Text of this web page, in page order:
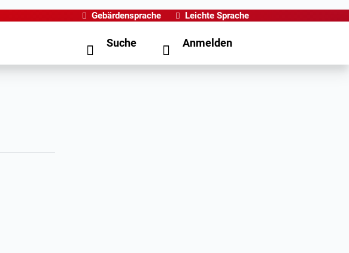
Gebärdensprache Leichte Sprache
Suche Anmelden